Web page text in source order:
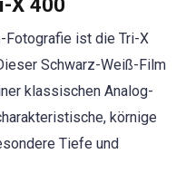
X 400
Fotografie ist die Tri-X
Schwarz-Weiß-Film
klassischen Analog-
körnige
Tiefe und